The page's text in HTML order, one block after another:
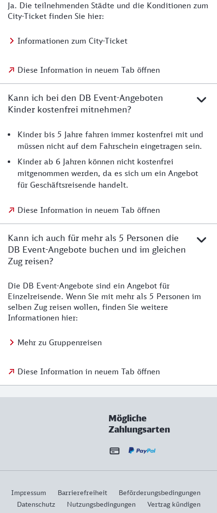
Ja. Die teilnehmenden Städte und die Konditionen zum
City-Ticket finden Sie hier:
Informationen zum City-Ticket
Diese Information in neuem Tab öffnen
Kann ich bei den DB Event-Angeboten
Kinder kostenfrei mitnehmen?
Kinder bis 5 Jahre fahren immer kostenfrei mit und
müssen nicht auf dem Fahrschein eingetragen sein.
Kinder ab 6 Jahren können nicht kostenfrei
mitgenommen werden, da es sich um ein Angebot
für Geschäftsreisende handelt.
Diese Information in neuem Tab öffnen
Kann ich auch für mehr als 5 Personen die
DB Event-Angebote buchen und im gleichen
Zug reisen?
Die DB Event-Angebote sind ein Angebot für
Einzelreisende. Wenn Sie mit mehr als 5 Personen im
selben Zug reisen wollen, finden Sie weitere
Informationen hier:
Mehr zu Gruppenreisen
Diese Information in neuem Tab öffnen
Mögliche
Zahlungsarten
Impressum Barrierefreiheit
Beförderungsbedingungen
Datenschutz
Nutzungsbedingungen
Vertrag kündigen